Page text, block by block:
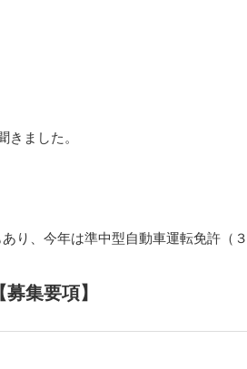
ました。
り、今年は準中型自動車運転免許（３
【募集要項】